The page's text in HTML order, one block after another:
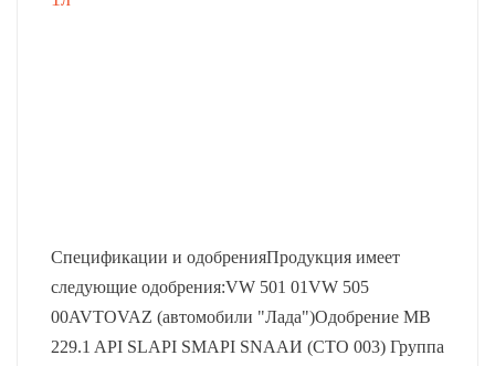
Спецификации и одобренияПродукция имеет
следующие одобрения:VW 501 01VW 505
00AVTOVAZ (автомобили "Лада")Одобрение MB
229.1 API SLAPI SMAPI SNААИ (СТО 003) Группа